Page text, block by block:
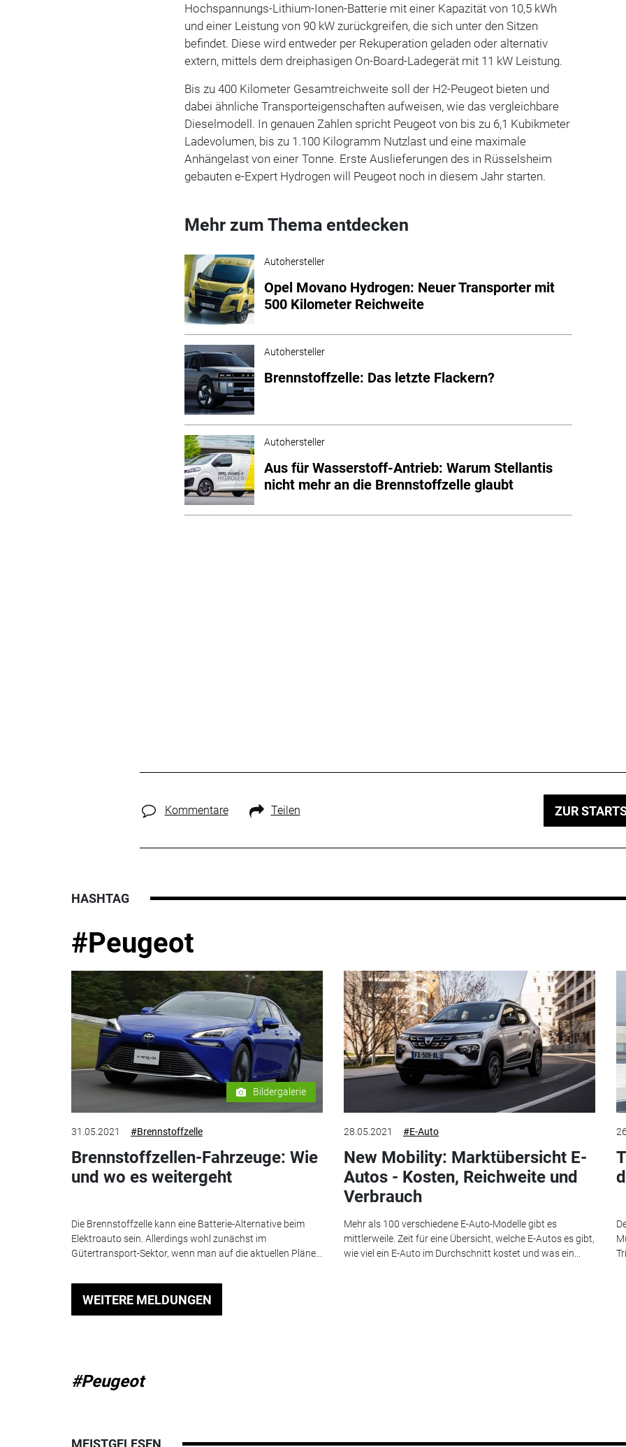
Hochspannungs-Lithium-Ionen-Batterie mit einer Kapazität von 10,5 kWh
und einer Leistung von 90 kW zurückgreifen, die sich unter den Sitzen
befindet. Diese wird entweder per Rekuperation geladen oder alternativ
extern, mittels dem dreiphasigen On-Board-Ladegerät mit 11 kW Leistung.
Bis zu 400 Kilometer Gesamtreichweite soll der H2-Peugeot bieten und
dabei ähnliche Transporteigenschaften aufweisen, wie das vergleichbare
Dieselmodell. In genauen Zahlen spricht Peugeot von bis zu 6,1 Kubikmeter
Ladevolumen, bis zu 1.100 Kilogramm Nutzlast und eine maximale
Anhängelast von einer Tonne. Erste Auslieferungen des in Rüsselsheim
gebauten e-Expert Hydrogen will Peugeot noch in diesem Jahr starten.
Mehr zum Thema entdecken
Autohersteller
Opel Movano Hydrogen: Neuer Transporter mit
500 Kilometer Reichweite
Autohersteller
Brennstoffzelle: Das letzte Flackern?
Autohersteller
Aus für Wasserstoff-Antrieb: Warum Stellantis
nicht mehr an die Brennstoffzelle glaubt
Kommentare Teilen ZUR
HASHTAG
#Peugeot
Bildergalerie
31.05.2021 #Brennstoffzelle
Brennstoffzellen-Fahrzeuge: Wie
und wo es weitergeht
Die Brennstoffzelle kann eine Batterie-Alternative beim
Elektroauto sein. Allerdings wohl zunächst im
Gütertransport-Sektor, wenn man auf die aktuellen Pläne...
28.05.2021 #E-Auto
New Mobility: Marktübersicht E-
Autos - Kosten, Reichweite und
Verbrauch
Mehr als 100 verschiedene E-Auto-Modelle gibt es
mittlerweile. Zeit für eine Übersicht, welche E-Autos es gibt,
wie viel ein E-Auto im Durchschnitt kostet und was ein...
WEITERE MELDUNGEN
#Peugeot